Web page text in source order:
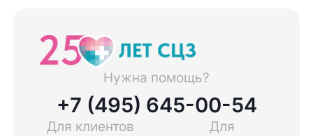
Нужна помощь?
+7 (495) 645-00-54
Для клиентов
Для